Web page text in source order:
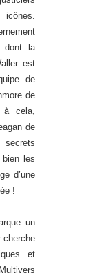
icônes.
dont la
est
de
de
à cela,
de
les
d’une
!
un
cherche
et